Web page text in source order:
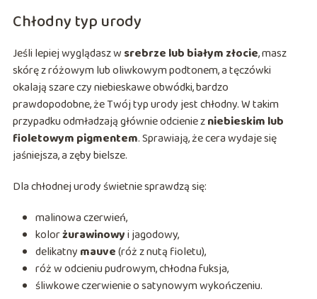
Chłodny typ urody
Jeśli lepiej wyglądasz w srebrze lub białym złocie, masz
skórę z różowym lub oliwkowym podtonem, a tęczówki
okalają szare czy niebieskawe obwódki, bardzo
prawdopodobne, że Twój typ urody jest chłodny. W takim
przypadku odmładzają głównie odcienie zniebieskim lub
fioletowym pigmentem. Sprawiają, że cera wydaje się
jaśniejsza, a zęby bielsze.
Dla chłodnej urody świetnie sprawdzą się:
malinowa czerwień,
kolorżurawinowyi jagodowy,
delikatny mauve(róż z nutą fioletu),
róż w odcieniu pudrowym, chłodna fuksja,
śliwkowe czerwienie o satynowym wykończeniu.